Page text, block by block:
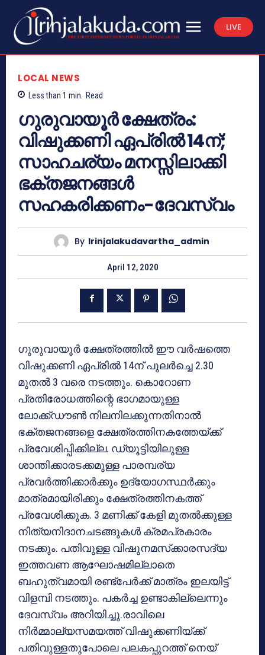
LIVE
LOCAL NEWS
Less than 1 min. Read
ഗുരുവായൂർ ക്ഷേത്രം:
വിഷുക്കണി ഏപ്രിൽ 14ന്;
സാഹചര്യം മനസ്സിലാക്കി
ഭക്തജനങ്ങൾ
സഹകരിക്കണം-ദേവസ്വം
By Irinjalakudavartha_admin
April 12, 2020
ഗുരുവായൂർ ക്ഷേത്രത്തിൽ ഈ വർഷത്തെ
വിഷുക്കണി ഏപ്രിൽ 14ന് പുലർച്ചെ 2.30
മുതൽ 3 വരെ നടത്തും. കൊറോണ
പ്രതിരോധത്തിന്റെ ഭാഗമായുള്ള
ലോക്ക്ഡൗൺ നിലനിലക്കുന്നതിനാൽ
ഭക്തജനങ്ങളെ ക്ഷേത്രത്തിനകത്തേയ്ക്ക്
പ്രവേശിപ്പിക്കില്ല. ഡ്യൂട്ടിയിലുള്ള
ശാന്തിക്കാരടക്കമുള്ള പാരമ്പര്യ
പ്രവർത്തിക്കാർക്കും ഉദ്യോഗസ്ഥർക്കും
മാത്രമായിരിക്കും ക്ഷേത്രത്തിനകത്ത്
പ്രവേശിക്കുക. 3 മണിക്ക് കേളി മുതൽക്കുള്ള
നിത്യനിദാനചടങ്ങുകൾ ക്രമപ്രകാരം
നടക്കും. പതിവുള്ള വിഷുനമസ്‌ക്കാരസദ്യ
ഇത്തവണ ആഘോഷമില്ലാതെ
ബഹുത്വമായി രണ്ട്പേർക്ക് മാത്രം ഇലയിട്ട്
വിളമ്പി നടത്തും. പകർച്ച ഉണ്ടാകില്ലെന്നും
ദേവസ്വം അറിയിച്ചു.രാവിലെ
നിർമ്മാല്യസമയത്ത് വിഷുക്കണിയ്ക്ക്
പതിവുള്ളതുപോലെ പലകപ്പുറത്ത് നെയ്